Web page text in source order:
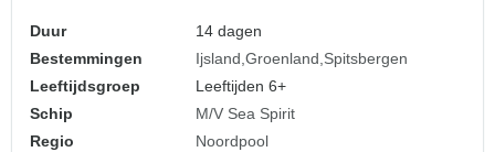
Duur
14 dagen
Bestemmingen
Ijsland Groenland Spitsbergen
Leeftijdsgroep
Leeftijden 6+
Schip
M/V Sea Spirit
Regio
Noordpool